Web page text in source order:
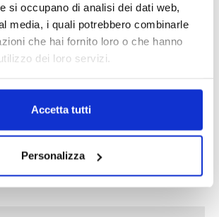
si occupano di analisi dei dati web,
media, i quali potrebbero combinarle
che hai fornito loro o che hanno
dei loro servizi.
Accetta tutti
Personalizza